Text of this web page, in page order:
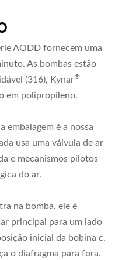
AODD fornecem uma
As bombas estão
(316), Kynar®
em polipropileno.
embalagem é a nossa
usa uma válvula de ar
e mecanismos pilotos
do ar.
na bomba, ele é
principal para um lado
inicial da bobina c.
o diafragma para fora.